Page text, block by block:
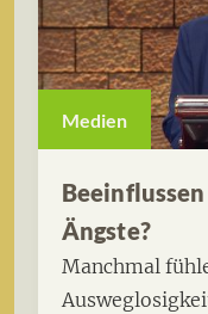
Medien
Ängste?
Manchmal